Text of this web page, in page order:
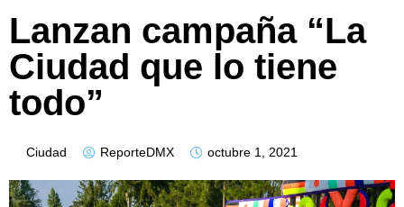
Lanzan campaña “La
Ciudad que lo tiene
todo”
Ciudad ReporteDMX octubre 1, 2021